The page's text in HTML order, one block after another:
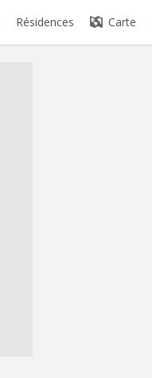
Résidences Carte